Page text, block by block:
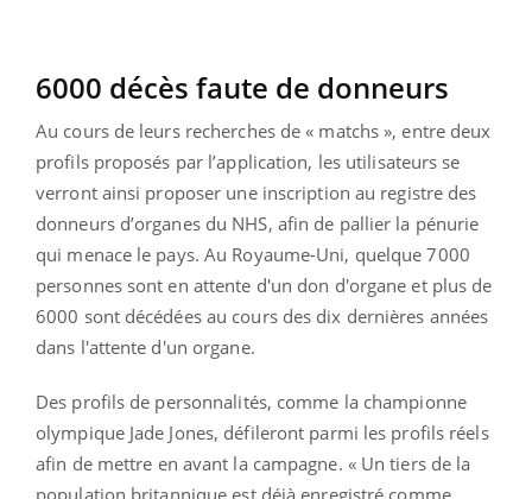
6000 décès faute de donneurs
Au cours de leurs recherches de « matchs », entre deux
profils proposés par l’application, les utilisateurs se
verront ainsi proposer une inscription au registre des
donneurs d’organes du NHS, afin de pallier la pénurie
qui menace le pays. Au Royaume-Uni, quelque 7000
personnes sont en attente d'un don d'organe et plus de
6000 sont décédées au cours des dix dernières années
dans l'attente d'un organe.
Des profils de personnalités, comme la championne
olympique Jade Jones, défileront parmi les profils réels
afin de mettre en avant la campagne. « Un tiers de la
population britannique est déjà enregistré comme